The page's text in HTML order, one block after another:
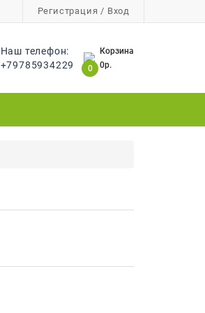
Регистрация / Вход
Наш телефон:
+79785934229
Корзина
0
0р.